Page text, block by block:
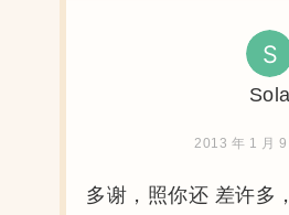
Sola
2013 年 1 月
多谢，照你还 差许多